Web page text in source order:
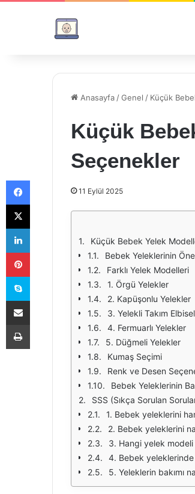
Anasayfa /Genel / Küçük
Küçük
Seçenekler
11 Eylül 2025
Küçük Bebek Yelek
Bebek Yeleklerinin
Farklı Yelek Modelleri
1. Örgü Yelekler
2. Kapüşonlu Yelekler
3. Yelekli Takım
4. Fermuarlı Yelekler
5. Düğmeli Yelekler
Kumaş Seçimi
Renk ve Desen
Bebek Yeleklerinin
SSS (Sıkça Sorulan
1. Bebek yeleklerini
2. Bebek yeleklerini
3. Hangi yelek modeli
4. Bebek
5. Yeleklerin bakımı
Facebook
X
LinkedIn
Pinterest
Skype
E-Posta ile paylaş